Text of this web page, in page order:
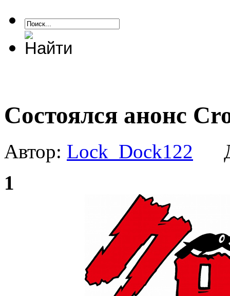
Состоялся анонс
Автор: Lock_Dock122
1